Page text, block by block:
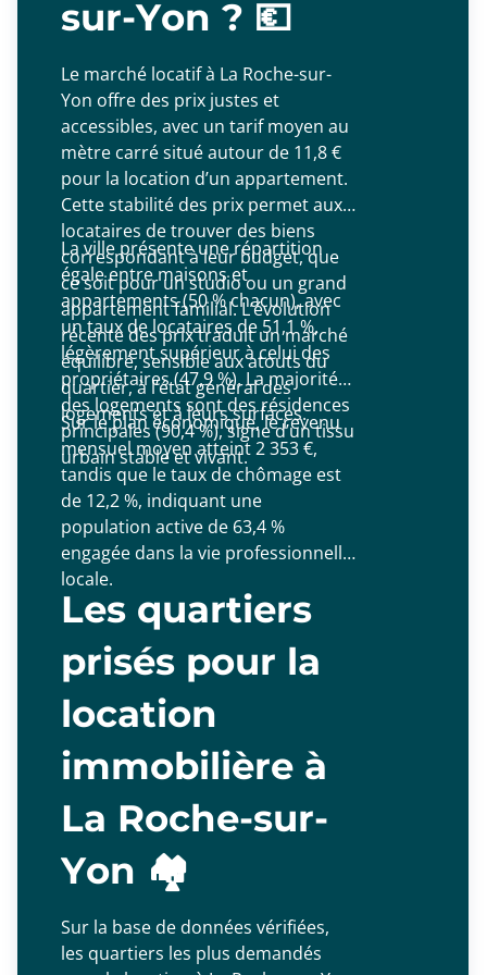
sur-Yon ? 💶
Le marché locatif à La Roche-sur-
Yon offre des prix justes et
accessibles, avec un tarif moyen au
mètre carré situé autour de 11,8 €
pour la location d’un appartement.
Cette stabilité des prix permet aux
locataires de trouver des biens
correspondant à leur budget, que
ce soit pour un studio ou un grand
appartement familial. L’évolution
récente des prix traduit un marché
équilibré, sensible aux atouts du
quartier, à l’état général des
logements et à leurs surfaces.
La ville présente une répartition
égale entre maisons et
appartements (50 % chacun), avec
un taux de locataires de 51,1 %,
légèrement supérieur à celui des
propriétaires (47,9 %). La majorité
des logements sont des résidences
principales (90,4 %), signe d’un tissu
urbain stable et vivant.
Sur le plan économique, le revenu
mensuel moyen atteint 2 353 €,
tandis que le taux de chômage est
de 12,2 %, indiquant une
population active de 63,4 %
engagée dans la vie professionnelle
locale.
Les quartiers
prisés pour la
location
immobilière à
La Roche-sur-
Yon 🏘️
Sur la base de données vérifiées,
les quartiers les plus demandés